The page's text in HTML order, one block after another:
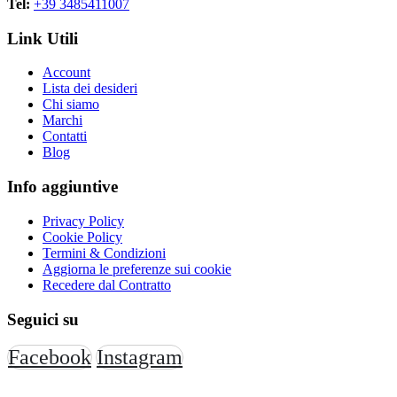
organizzato
Le prezzatrici rappresentano una base operativa indispensabile per
Tel: +39 3485411007
Link Utili
Account
Lista dei desideri
Chi siamo
Marchi
Contatti
Blog
Info aggiuntive
Privacy Policy
Cookie Policy
Termini & Condizioni
Aggiorna le preferenze sui cookie
Recedere dal Contratto
Seguici su
Facebook Instagram